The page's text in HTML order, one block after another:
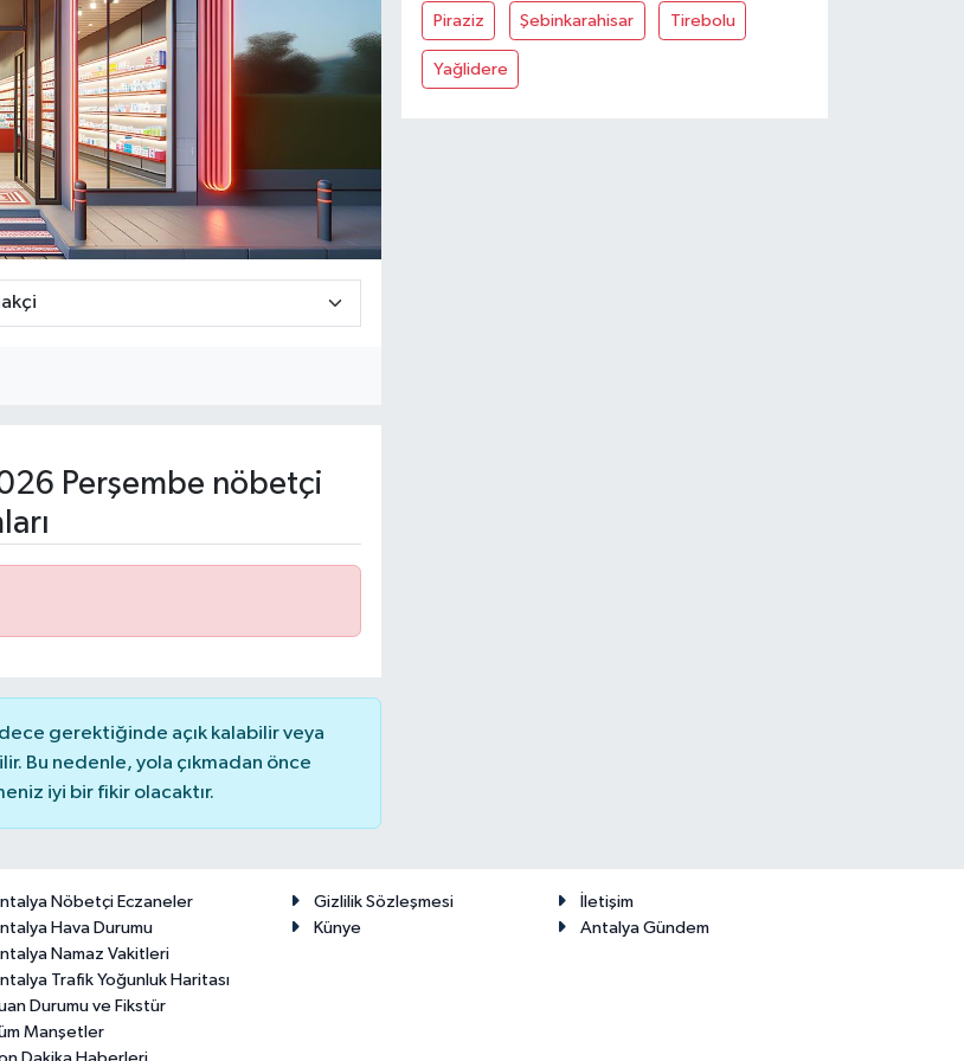
Perşembe nöbetçi
gerektiğinde açık kalabilir veya
Bu nedenle, yola çıkmadan önce
iyi bir fikir olacaktır.
Piraziz Şebinkarahisar Tirebolu
Yağlidere
Nöbetçi Eczaneler
Hava Durumu
Namaz Vakitleri
Trafik Yoğunluk Haritası
Durumu ve Fikstür
Manşetler
Gizlilik Sözleşmesi
İletişim
Künye
Antalya Gündem